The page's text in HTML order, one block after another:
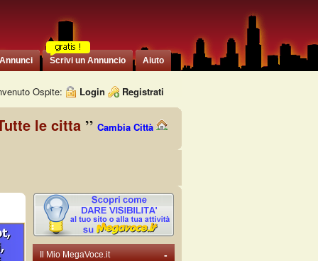
Scrivi un Annuncio Aiuto
Ospite: Login Registrati
le citta Cambia Città
-
Il Mio MegaVoce.it